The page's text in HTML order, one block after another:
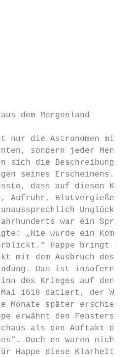
dem Morgenland
nur die Astronomen
sondern jeder
sich die
seines Erscheinens.
dass auf diesen
Aufruhr,
unaussprechlich
war ein
„Nie wurde ein
Happe bringt
mit dem Ausbruch
Das ist insofern
des Krieges auf
1618 datiert, der
Monate später
erwähnt den
als den Auftakt
Doch es waren
Happe diese Klarheit